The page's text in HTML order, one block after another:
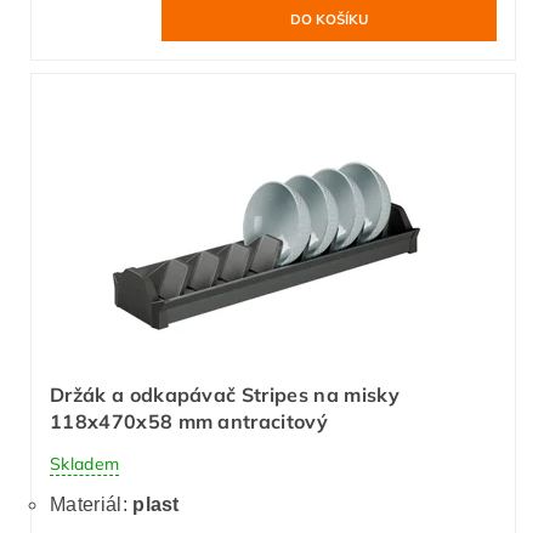
Držák a odkapávač Stripes na misky
118x470x58 mm antracitový
Skladem
Materiál: plast